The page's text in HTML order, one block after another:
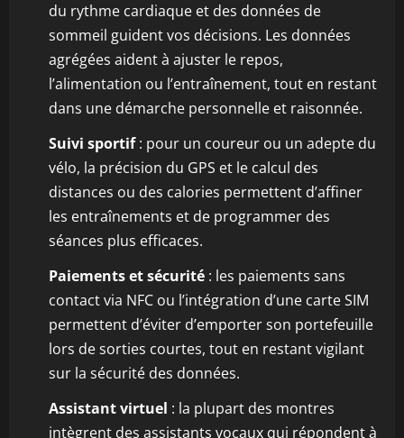
du rythme cardiaque et des données de
sommeil guident vos décisions. Les données
agrégées aident à ajuster le repos,
l’alimentation ou l’entraînement, tout en restant
dans une démarche personnelle et raisonnée.
Suivi sportif: pour un coureur ou un adepte du
vélo, la précision du GPS et le calcul des
distances ou des calories permettent d’affiner
les entraînements et de programmer des
séances plus efficaces.
Paiements et sécurité : les paiements sans
contact via NFC ou l’intégration d’une carte SIM
permettent d’éviter d’emporter son portefeuille
lors de sorties courtes, tout en restant vigilant
sur la sécurité des données.
Assistant virtuel : la plupart des montres
intègrent des assistants vocaux qui répondent à